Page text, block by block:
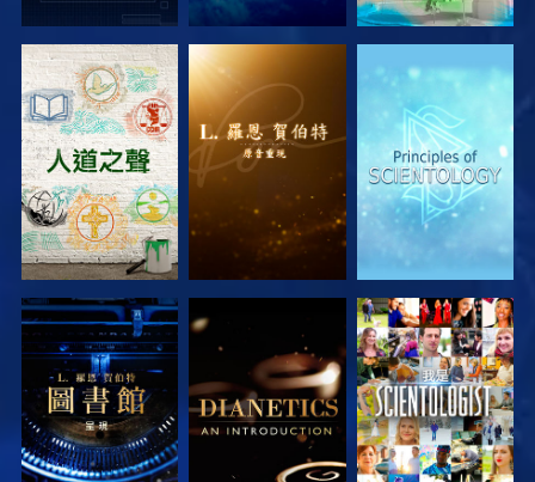
探索系列節目 探索系列節目 探索系列節目
探索系列節目 探索系列節目 觀看